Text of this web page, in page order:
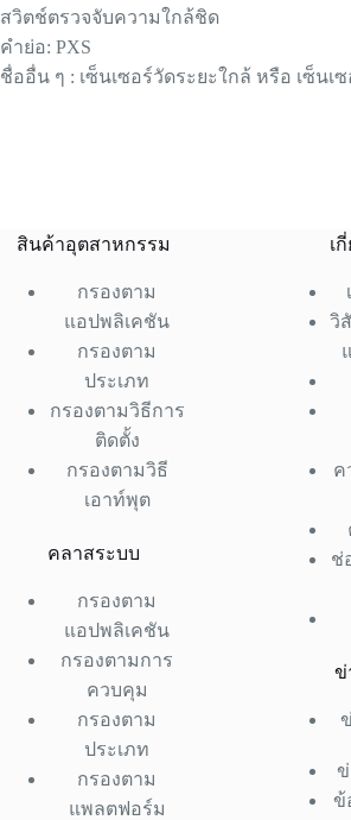
สวิตช์ตรวจจับความใกล้ชิด
คำย่อ: PXS
ชื่ออื่น ๆ : เซ็นเซอร์วัดระยะใกล้ หรือ เซ็นเ
สินค้าอุตสาหกรรม
กรองตาม
แอปพลิเคชัน
กรองตาม
ประเภท
กรองตามวิธีการ
ติดตั้ง
กรองตามวิธี
เอาท์พุต
คลาสระบบ
กรองตาม
แอปพลิเคชัน
กรองตามการ
ควบคุม
กรองตาม
ประเภท
กรองตาม
แพลตฟอร์ม
เ
วิ
ค
ช่
ข่
ข่
ข้